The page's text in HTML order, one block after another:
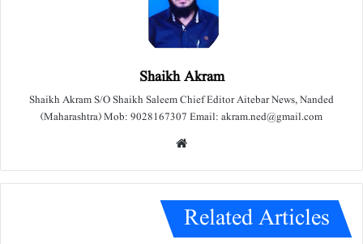
Shaikh Akram
Shaikh Akram S/O Shaikh Saleem Chief Editor Aitebar News, Nanded
(Maharashtra) Mob: 9028167307 Email: akram.ned@gmail.com
e
Related Articles